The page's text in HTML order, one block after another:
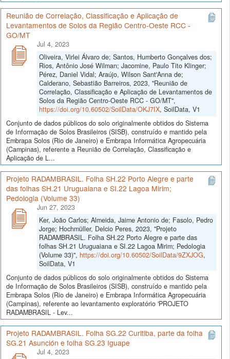
Reunião de Correlação, Classificação e Aplicação de
Levantamentos de Solos da Região Centro-Oeste RCC -
GO/MT
Jul 4, 2023
Oliveira, Virlei Álvaro de; Santos, Humberto Gonçalves dos;
Rios, Antônio José Wilman; Jacomine, Paulo Tito Klinger;
Pérez, Daniel Vidal; Araújo, Wilson Sant'Anna de;
Calderano, Sebastião Barreiros, 2023, "Reunião de
Correlação, Classificação e Aplicação de Levantamentos de
Solos da Região Centro-Oeste RCC - GO/MT",
https://doi.org/10.60502/SoilData/OKJ7IX, SoilData, V1
Conjunto de dados públicos do solo originalmente obtidos do Sistema
de Informação de Solos Brasileiros (SISB), construído e mantido pela
Embrapa Solos (Rio de Janeiro) e Embrapa Informática Agropecuária
(Campinas), referente a Reunião de Correlação, Classificação e
Aplicação de L...
Projeto RADAMBRASIL. Folha SH.22 Porto Alegre e parte
das folhas SH.21 Uruguaiana e SI.22 Lagoa Mirim;
Pedologia (Volume 33)
Jun 27, 2023
Ker, João Carlos; Almeida, Jaime Antonio de; Fasolo, Pedro
Jorge; Hochmüller, Delcio Peres, 2023, "Projeto
RADAMBRASIL. Folha SH.22 Porto Alegre e parte das
folhas SH.21 Uruguaiana e SI.22 Lagoa Mirim; Pedologia
(Volume 33)", https://doi.org/10.60502/SoilData/9ZXJOG,
SoilData, V1
Conjunto de dados públicos do solo originalmente obtidos do Sistema
de Informação de Solos Brasileiros (SISB), construído e mantido pela
Embrapa Solos (Rio de Janeiro) e Embrapa Informática Agropecuária
(Campinas), referente ao levantamento exploratório 'PROJETO
RADAMBRASIL - Lev...
Projeto RADAMBRASIL. Folha SG.22 Curitiba, parte da folha
SG.21 Asunción e folha SG.23 Iguape
Jul 4, 2023